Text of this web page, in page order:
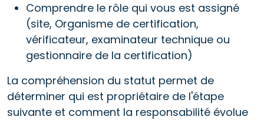
Comprendre le rôle qui vous est assigné
(site, Organisme de certification,
vérificateur, examinateur technique ou
gestionnaire de la certification)
La compréhension du statut permet de
déterminer qui est propriétaire de l'étape
suivante et comment la responsabilité évolue